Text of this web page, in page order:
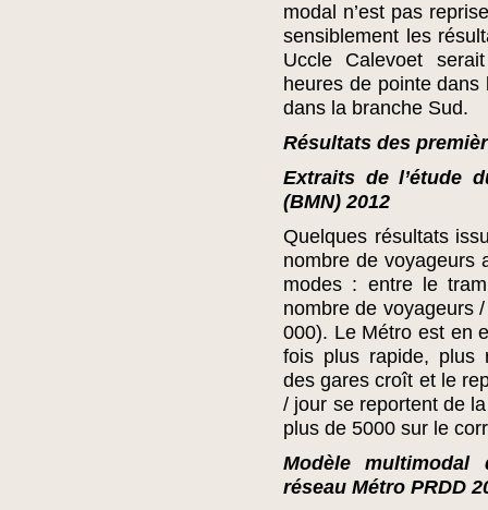
modal n’est pas
sensiblement les
Uccle Calevoet
heures de pointe
dans la branche Sud.
Résultats des
Extraits de l’étude
(BMN) 2012
Quelques résultats
nombre de voyageurs
modes : entre le
nombre de voyageurs
000). Le Métro est en
fois plus rapide, plus
des gares croît et le
/ jour se reportent de
plus de 5000 sur le
Modèle
réseau Métro PRDD